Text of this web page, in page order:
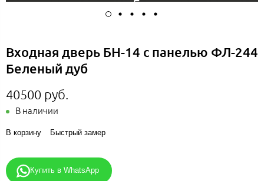
Входная дверь БН-14 с панелью ФЛ-244
Беленый дуб
40500 руб.
В наличии
В корзину Быстрый замер
Купить в WhatsApp